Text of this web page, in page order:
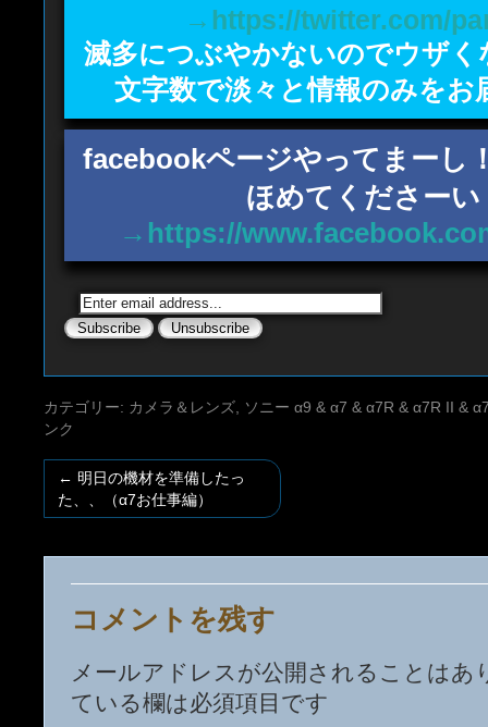
→https://twitter.com/
滅多につぶやかないのでウザく
文字数で淡々と情報のみをお
facebookページやってまーし
ほめてくださーい
→https://
カテゴリー: カメラ＆レンズ
ソニー α9 & α7 & α7R & α7R II &
ンク
← 明日の機材を準備したっ
た、、（α7お仕事編）
コメントを残す
メールアドレスが公開されることはあ
ている欄は必須項目です